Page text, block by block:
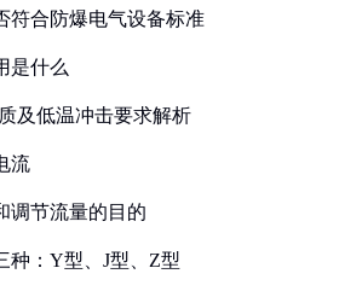
符合防爆电气设备标准
是什么
及低温冲击要求解析
流
调节流量的目的
种：Y型、J型、Z型